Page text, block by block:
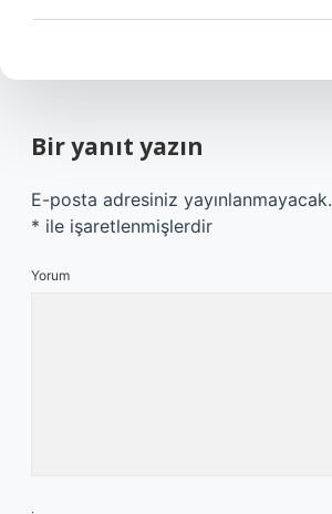
Bir yanıt yazın
E-posta adresiniz yayınlanmayacak.
* ile işaretlenmişlerdir
Yorum